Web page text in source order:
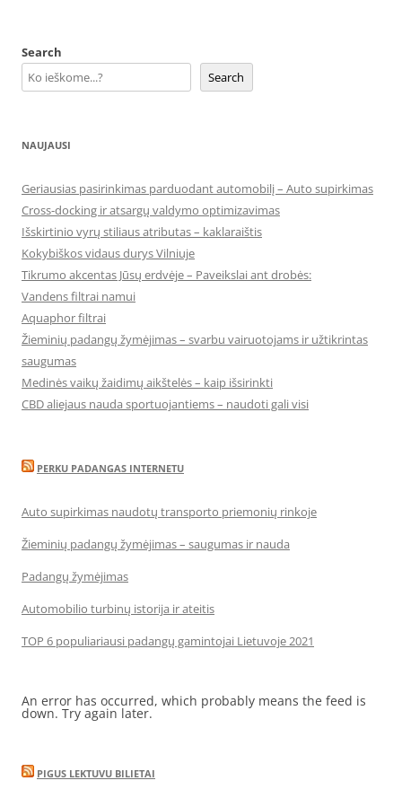
Search
Search
NAUJAUSI
Geriausias pasirinkimas parduodant automobilį – Auto supirkimas
Cross-docking ir atsargų valdymo optimizavimas
Išskirtinio vyrų stiliaus atributas – kaklaraištis
Kokybiškos vidaus durys Vilniuje
Tikrumo akcentas Jūsų erdvėje – Paveikslai ant drobės:
Vandens filtrai namui
Aquaphor filtrai
Žieminių padangų žymėjimas – svarbu vairuotojams ir užtikrintas
saugumas
Medinės vaikų žaidimų aikštelės – kaip išsirinkti
CBD aliejaus nauda sportuojantiems – naudoti gali visi
PERKU PADANGAS INTERNETU
Auto supirkimas naudotų transporto priemonių rinkoje
Žieminių padangų žymėjimas – saugumas ir nauda
Padangų žymėjimas
Automobilio turbinų istorija ir ateitis
TOP 6 populiariausi padangų gamintojai Lietuvoje 2021
An error has occurred, which probably means the feed is
down. Try again later.
PIGUS LEKTUVU BILIETAI